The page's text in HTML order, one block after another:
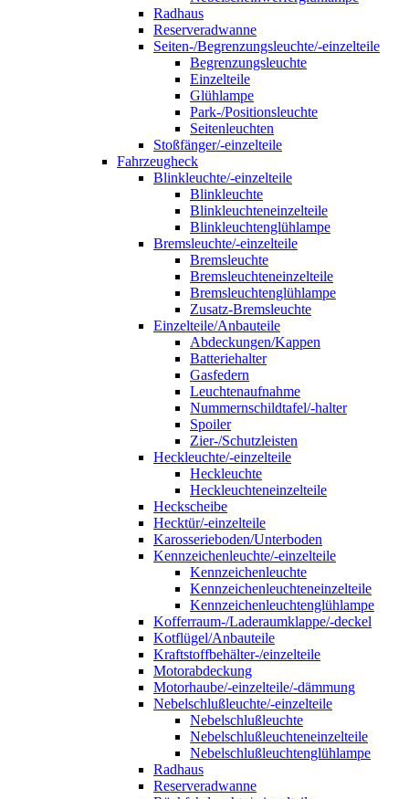
Radhaus
Reserveradwanne
Seiten-/Begrenzungsleuchte/-einzelteile
Begrenzungsleuchte
Einzelteile
Glühlampe
Park-/Positionsleuchte
Seitenleuchten
Stoßfänger/-einzelteile
Fahrzeugheck
Blinkleuchte/-einzelteile
Blinkleuchte
Blinkleuchteneinzelteile
Blinkleuchtenglühlampe
Bremsleuchte/-einzelteile
Bremsleuchte
Bremsleuchteneinzelteile
Bremsleuchtenglühlampe
Zusatz-Bremsleuchte
Einzelteile/Anbauteile
Abdeckungen/Kappen
Batteriehalter
Gasfedern
Leuchtenaufnahme
Nummernschildtafel/-halter
Spoiler
Zier-/Schutzleisten
Heckleuchte/-einzelteile
Heckleuchte
Heckleuchteneinzelteile
Heckscheibe
Hecktür/-einzelteile
Karosserieboden/Unterboden
Kennzeichenleuchte/-einzelteile
Kennzeichenleuchte
Kennzeichenleuchteneinzelteile
Kennzeichenleuchtenglühlampe
Kofferraum-/Laderaumklappe/-deckel
Kotflügel/Anbauteile
Kraftstoffbehälter-/einzelteile
Motorabdeckung
Motorhaube/-einzelteile/-dämmung
Nebelschlußleuchte/-einzelteile
Nebelschlußleuchte
Nebelschlußleuchteneinzelteile
Nebelschlußleuchtenglühlampe
Radhaus
Reserveradwanne